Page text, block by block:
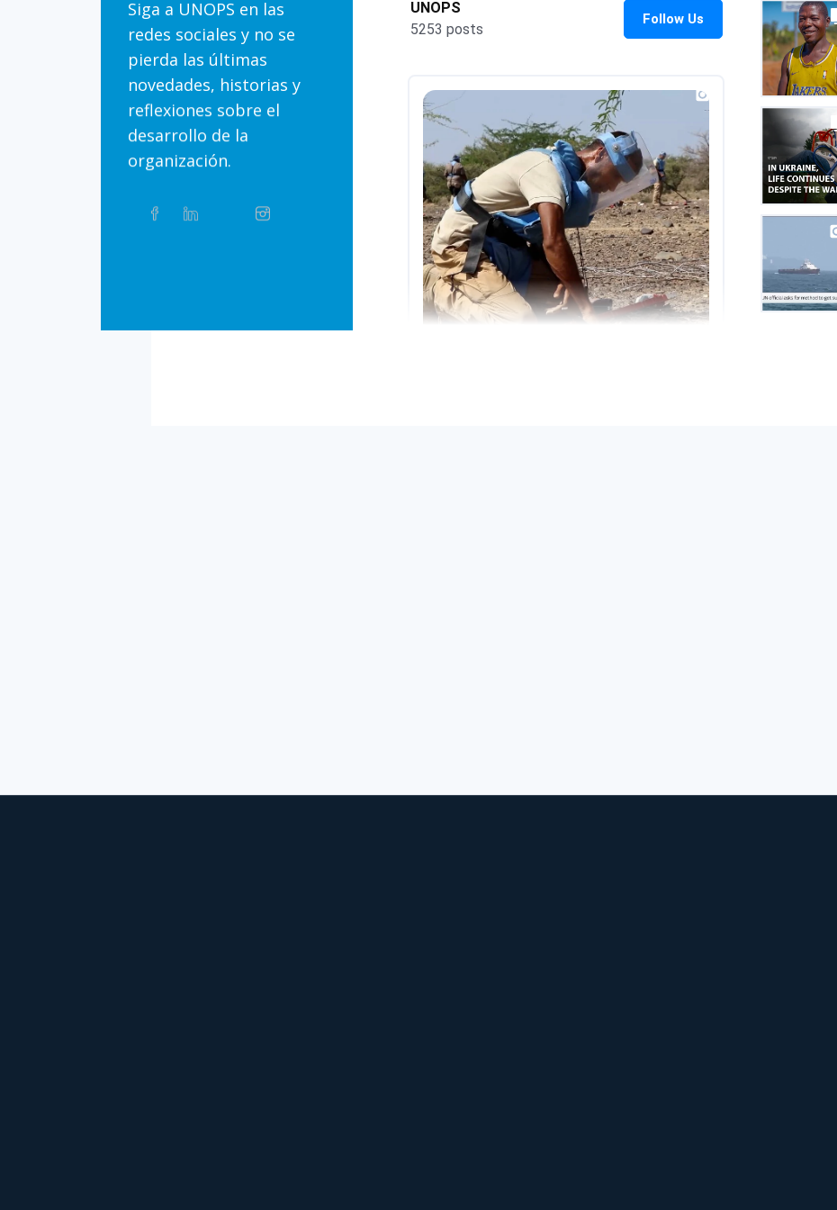
Siga a UNOPS en las
redes sociales y no se
pierda las últimas
novedades, historias y
reflexiones sobre el
desarrollo de la
organización.
Compartir
este FacebookLinkedinTwitterInstagram
UNOPS
on
Instagram